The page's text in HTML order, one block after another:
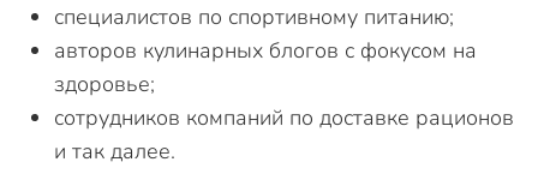
специалистов по спортивному питанию;
авторов кулинарных блогов с фокусом на
здоровье;
сотрудников компаний по доставке рационов
и так далее.